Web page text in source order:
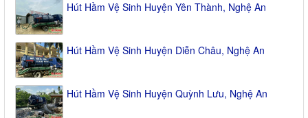
Hút Hầm Vệ Sinh Huyện Yên Thành, Nghệ An
Hút Hầm Vệ Sinh Huyện Diễn Châu, Nghệ An
Hút Hầm Vệ Sinh Huyện Quỳnh Lưu, Nghệ An